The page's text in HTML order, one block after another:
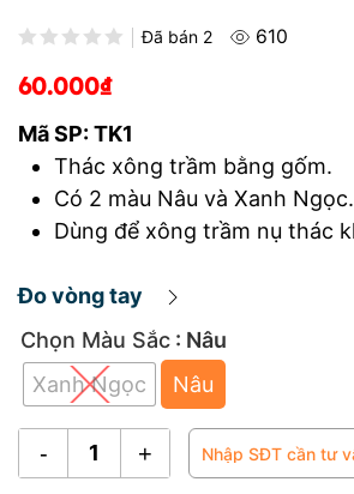
Được xếp hạng
Đã bán 2 610
60.000₫
Mã SP: TK1
Thác xông trầm bằng gốm.
Có 2 màu Nâu và Xanh Ngọc.
Dùng để xông trầm nụ thác
Đo vòng tay
Chọn Màu Sắc : Nâu
Xanh Ngọc
Nâu
Khói